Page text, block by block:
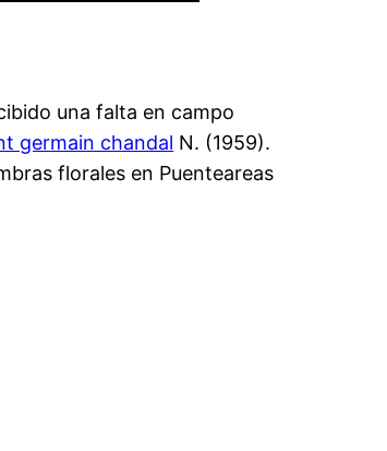
una falta en campo
germain chandal N. (1959).
florales en Puenteareas